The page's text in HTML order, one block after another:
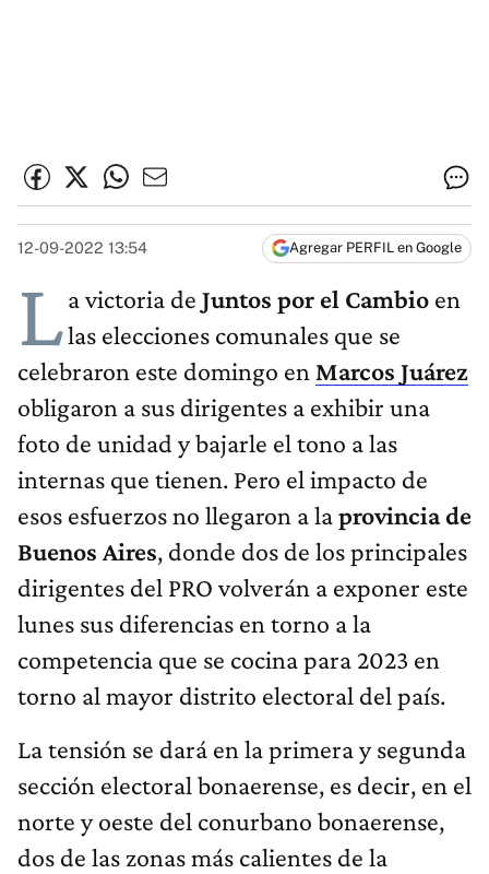
12-09-2022 13:54 Agregar PERFIL en Google
La victoria de Juntos por el Cambio en
las elecciones comunales que se
celebraron este domingo en Marcos Juárez
obligaron a sus dirigentes a exhibir una
foto de unidad y bajarle el tono a las
internas que tienen. Pero el impacto de
esos esfuerzos no llegaron a laprovincia de
Buenos Aires, donde dos de los principales
dirigentes del PRO volverán a exponer este
lunes sus diferencias en torno a la
competencia que se cocina para 2023 en
torno al mayor distrito electoral del país.
La tensión se dará en la primera y segunda
sección electoral bonaerense, es decir, en el
norte y oeste del conurbano bonaerense,
dos de las zonas más calientes de la